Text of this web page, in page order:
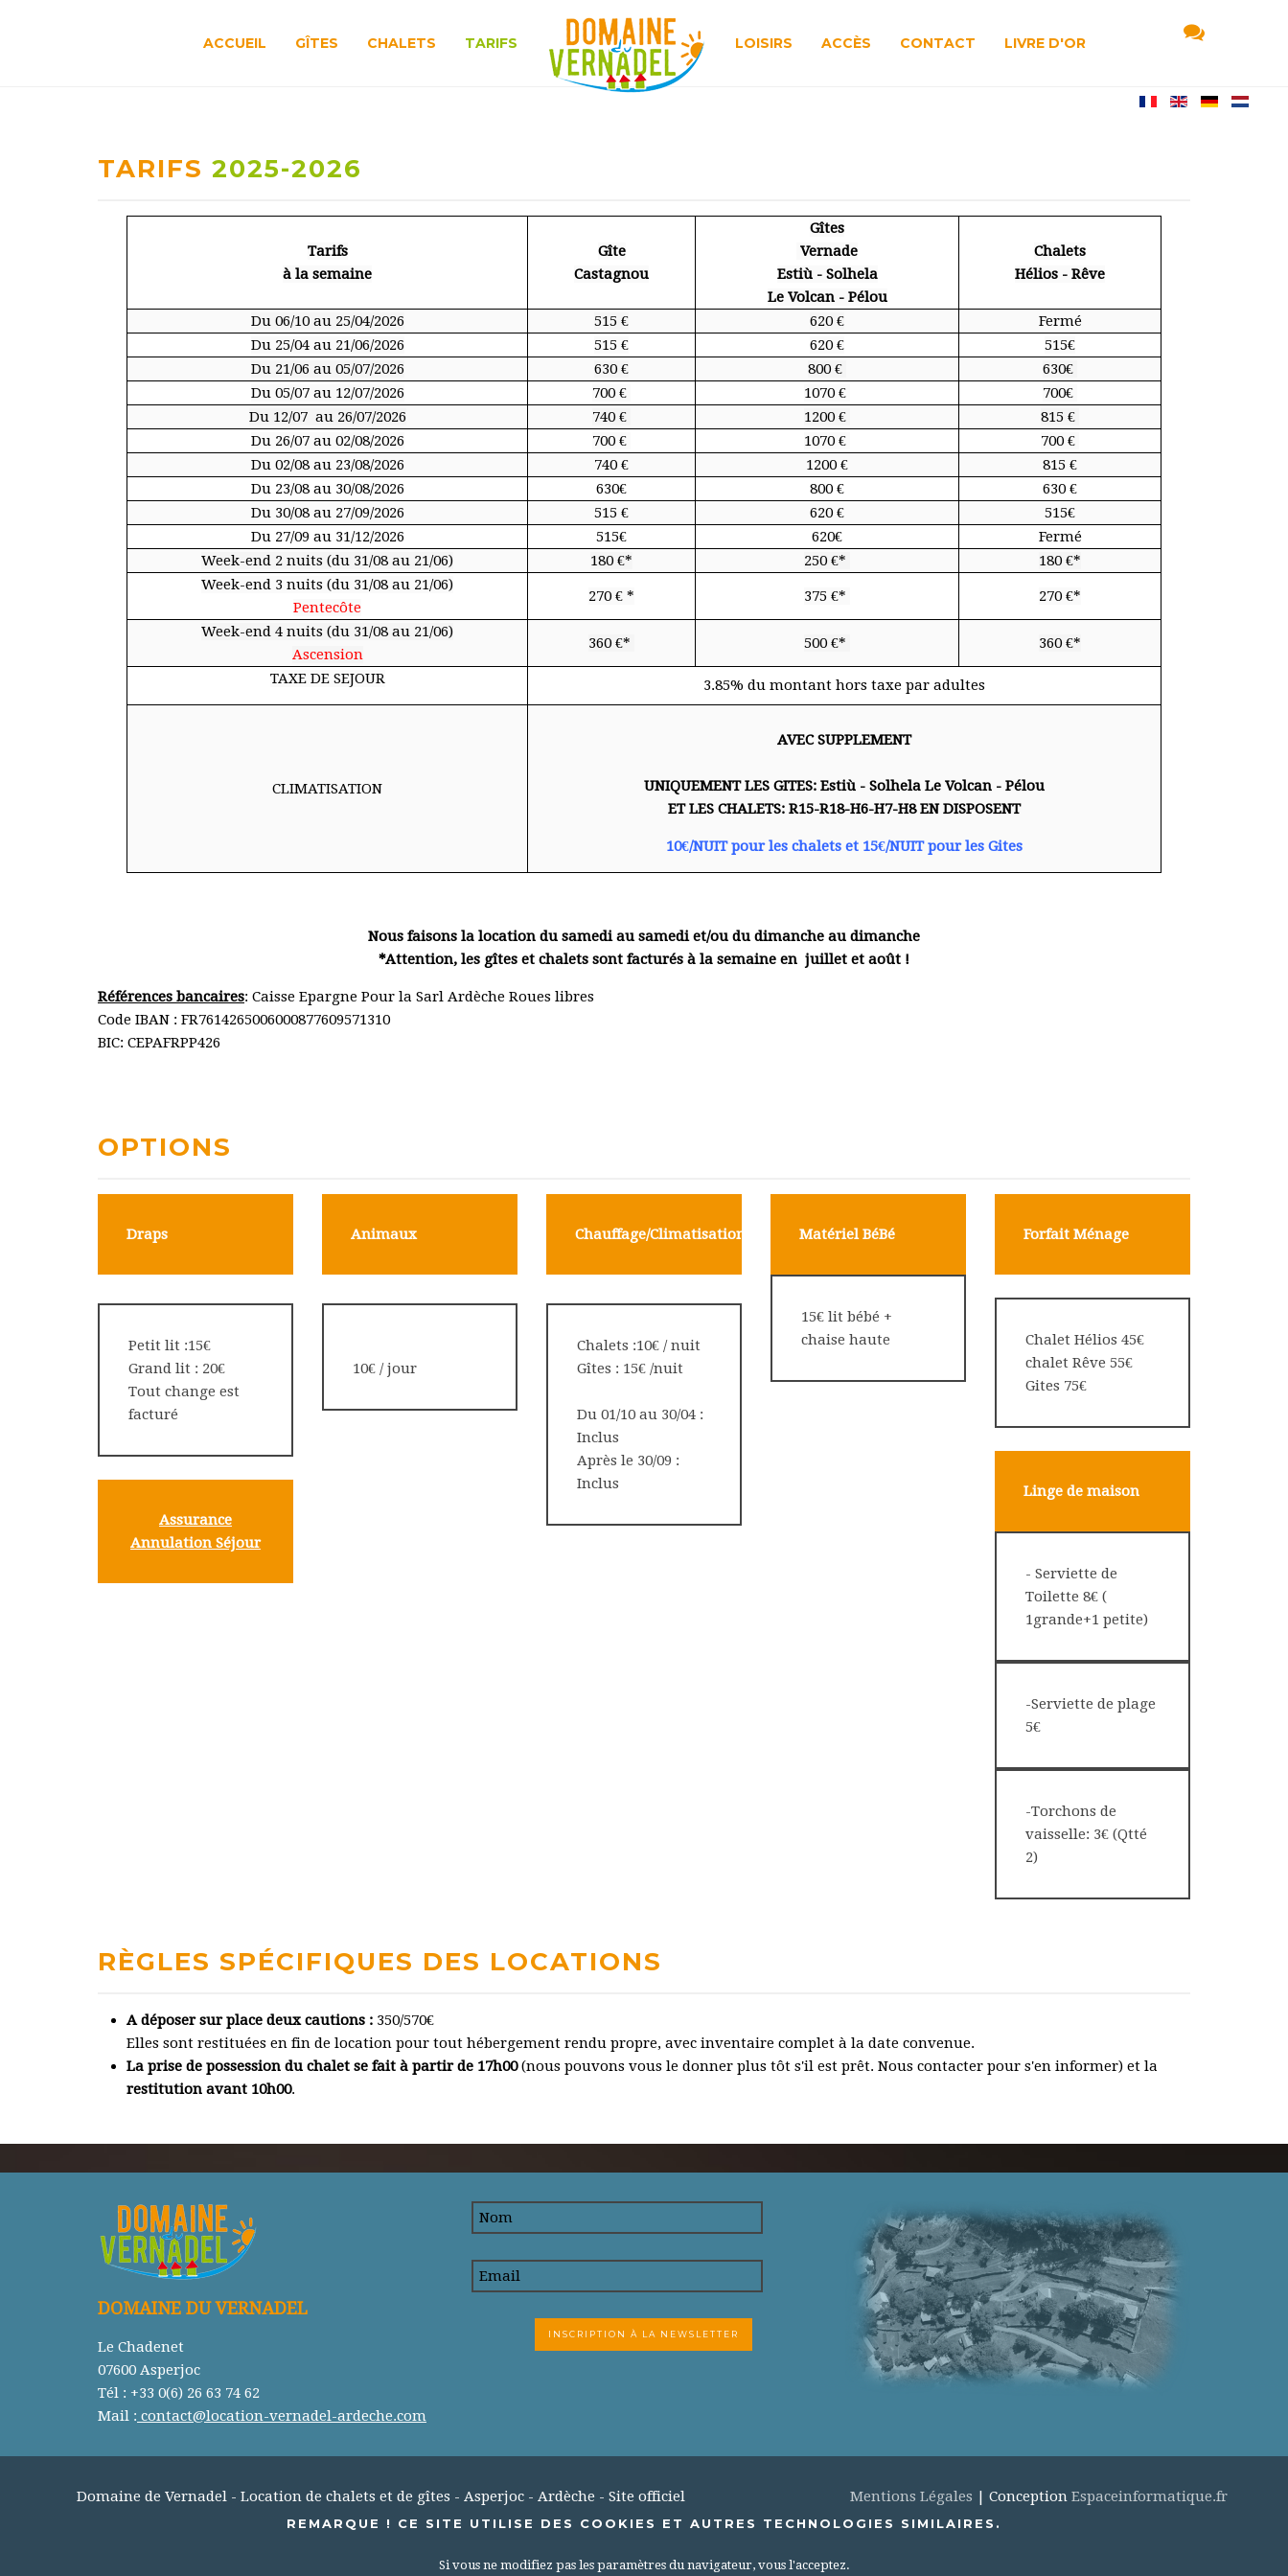
ACCUEIL GÎTES CHALETS TARIFS LOISIRS ACCÈS CONTACT LIVRE D'OR
TARIFS 2025-2026
Tarifs
à la semaine
Gîte
Castagnou
Gîtes
Vernade
Estiù - Solhela
Le Volcan - Pélou
Chalets
Hélios - Rêve
Du 06/10 au 25/04/2026 515 € 620 €
Fermé
Du 25/04 au 21/06/2026
515 € 620 €
515€
Du 21/06 au 05/07/2026
630 € 800 €
630€
Du 05/07 au 12/07/2026
700 € 1070 €
700€
Du 12/07 au 26/07/2026
740 € 1200 €
815 €
Du 26/07 au 02/08/2026
700 € 1070 €
700 €
Du 02/08 au 23/08/2026
740 € 1200 €
815 €
Du 23/08 au 30/08/2026
630€ 800 €
630 €
Du 30/08 au 27/09/2026
515 € 620 €
515€
Du 27/09 au 31/12/2026
515€ 620€
Fermé
Week-end 2 nuits (du 31/08 au 21/06)
180 €* 250 €*
180 €*
Week-end 3 nuits (du 31/08 au 21/06)
Pentecôte
270 € * 375 €* 270 €*
Week-end 4 nuits (du 31/08 au 21/06)
Ascension
360 €* 500 €* 360 €*
TAXE DE SEJOUR 3.85% du montant hors taxe par adultes
CLIMATISATION
AVEC SUPPLEMENT
UNIQUEMENT LES GITES: Estiù - Solhela Le Volcan - Pélou
ET LES CHALETS: R15-R18-H6-H7-H8 EN DISPOSENT
10€/NUIT pour les chalets et 15€/NUIT pour les Gites
Nous faisons la location du samedi au samedi et/ou du dimanche au dimanche
*Attention, les gîtes et chalets sont facturés à la semaine en juillet et août !
Références bancaires: Caisse Epargne Pour la Sarl Ardèche Roues libres
Code IBAN : FR7614265006000877609571310
BIC: CEPAFRPP426
OPTIONS
Draps
Petit lit :15€
Grand lit : 20€
Tout change est
facturé
Assurance
Annulation Séjour
Animaux
10€ / jour
Chauffage/Climatisation
Chalets :10€ / nuit
Gîtes : 15€ /nuit
Du 01/10 au 30/04 :
Inclus
Après le 30/09 :
Inclus
Matériel BéBé
15€ lit bébé +
chaise haute
Forfait Ménage
Chalet Hélios 45€
chalet Rêve 55€
Gites 75€
Linge de maison
- Serviette de
Toilette 8€ (
1grande+1 petite)
-Serviette de plage
5€
-Torchons de
vaisselle: 3€ (Qtté
2)
RÈGLES SPÉCIFIQUES DES LOCATIONS
A déposer sur place deux cautions : 350/570€
Elles sont restituées en fin de location pour tout hébergement rendu propre, avec inventaire complet à la date convenue.
La prise de possession du chalet se fait à partir de 17h00(nous pouvons vous le donner plus tôt s'il est prêt. Nous contacter pour s'en informer) et la
restitution avant 10h00.
DOMAINE DU VERNADEL
Le Chadenet
07600 Asperjoc
Tél : +33 0(6) 26 63 74 62
Mail : contact@location-vernadel-ardeche.com
Domaine de Vernadel - Location de chalets et de gîtes - Asperjoc - Ardèche - Site officiel Mentions Légales | ConceptionEspaceinformatique.fr
REMARQUE ! CE SITE UTILISE DES COOKIES ET AUTRES TECHNOLOGIES SIMILAIRES.
Si vous ne modifiez pas les paramètres du navigateur, vous l'acceptez.